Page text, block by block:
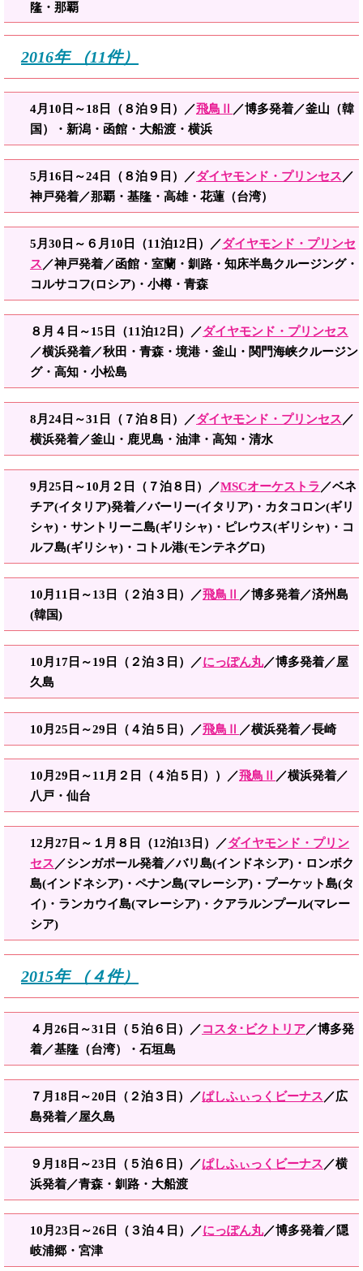
隆・那覇
2016年 （11件）
4月10日～18日（８泊９日）／飛鳥Ⅱ
／博多発着／釜山（韓
国）・新潟・函館・大船渡・横浜
5月16日～24日（８泊９日）／ダイヤモンド・プリンセス／
神戸発着／那覇・基隆・高雄・花蓮（台湾）
5月30日～６月10日（11泊12日）／ダイヤモンド・プリンセ
ス ／神戸発着／函館・室蘭・釧路・知床半島クルージング・
コルサコフ(ロシア)・小樽・青森
８月４日～15日（11泊12日）／ダイヤモンド・プリンセス
／横浜発着／秋田・青森・境港・釜山・関門海峡クルージン
グ・高知・小松島
8月24日～31日（７泊８日）／ダイヤモンド・プリンセス ／
横浜発着／釜山・鹿児島・油津・高知・清水
9月25日～10月２日（７泊８日）／MSCオーケストラ ／ベネ
チア(イタリア)発着／バーリー(イタリア)・カタコロン(ギリ
シャ)・サントリーニ島(ギリシャ)・ピレウス(ギリシャ)・コ
ルフ島(ギリシャ)・コトル港(モンテネグロ)
10月11日～13日（２泊３日）／飛鳥Ⅱ
／博多発着／済州島
(韓国)
10月17日～19日（２泊３日）／にっぽん丸／博多発着／屋
久島
10月25日～29日（４泊５日）／飛鳥Ⅱ ／横浜発着／長崎
10月29日～11月２日（４泊５日））／飛鳥Ⅱ
／横浜発着／
八戸・仙台
12月27日～１月８日（12泊13日）／ダイヤモンド・プリン
セス／シンガポール発着／バリ島(インドネシア)・ロンボク
島(インドネシア)・ペナン島(マレーシア)・プーケット島(タ
イ)・ランカウイ島(マレーシア)・クアラルンプール(マレー
シア)
2015年 （４件）
４月26日～31日（５泊６日）／コスタ･ビクトリア／博多発
着／基隆（台湾）・石垣島
７月18日～20日（２泊３日）／ぱしふぃっくビーナス ／広
島発着／屋久島
９月18日～23日（５泊６日）／ぱしふぃっくビーナス ／横
浜発着／青森・釧路・大船渡
10月23日～26日（３泊４日）／にっぽん丸／博多発着／隠
岐浦郷・宮津